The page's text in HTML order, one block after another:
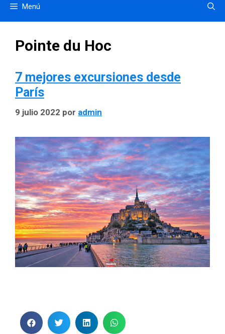
Menú
Pointe du Hoc
7 mejores excursiones desde
París
9 julio 2022 por admin